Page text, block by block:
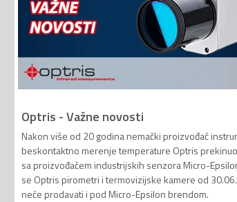
Optris - Važne novosti
Nakon više od 20 godina nemački proizvođač
beskontaktno merenje temperature Optris
sa proizvođačem industrijskih senzora Micro-
se Optris pirometri i termovizijske kamere od
neće prodavati i pod Micro-Epsilon brendom.